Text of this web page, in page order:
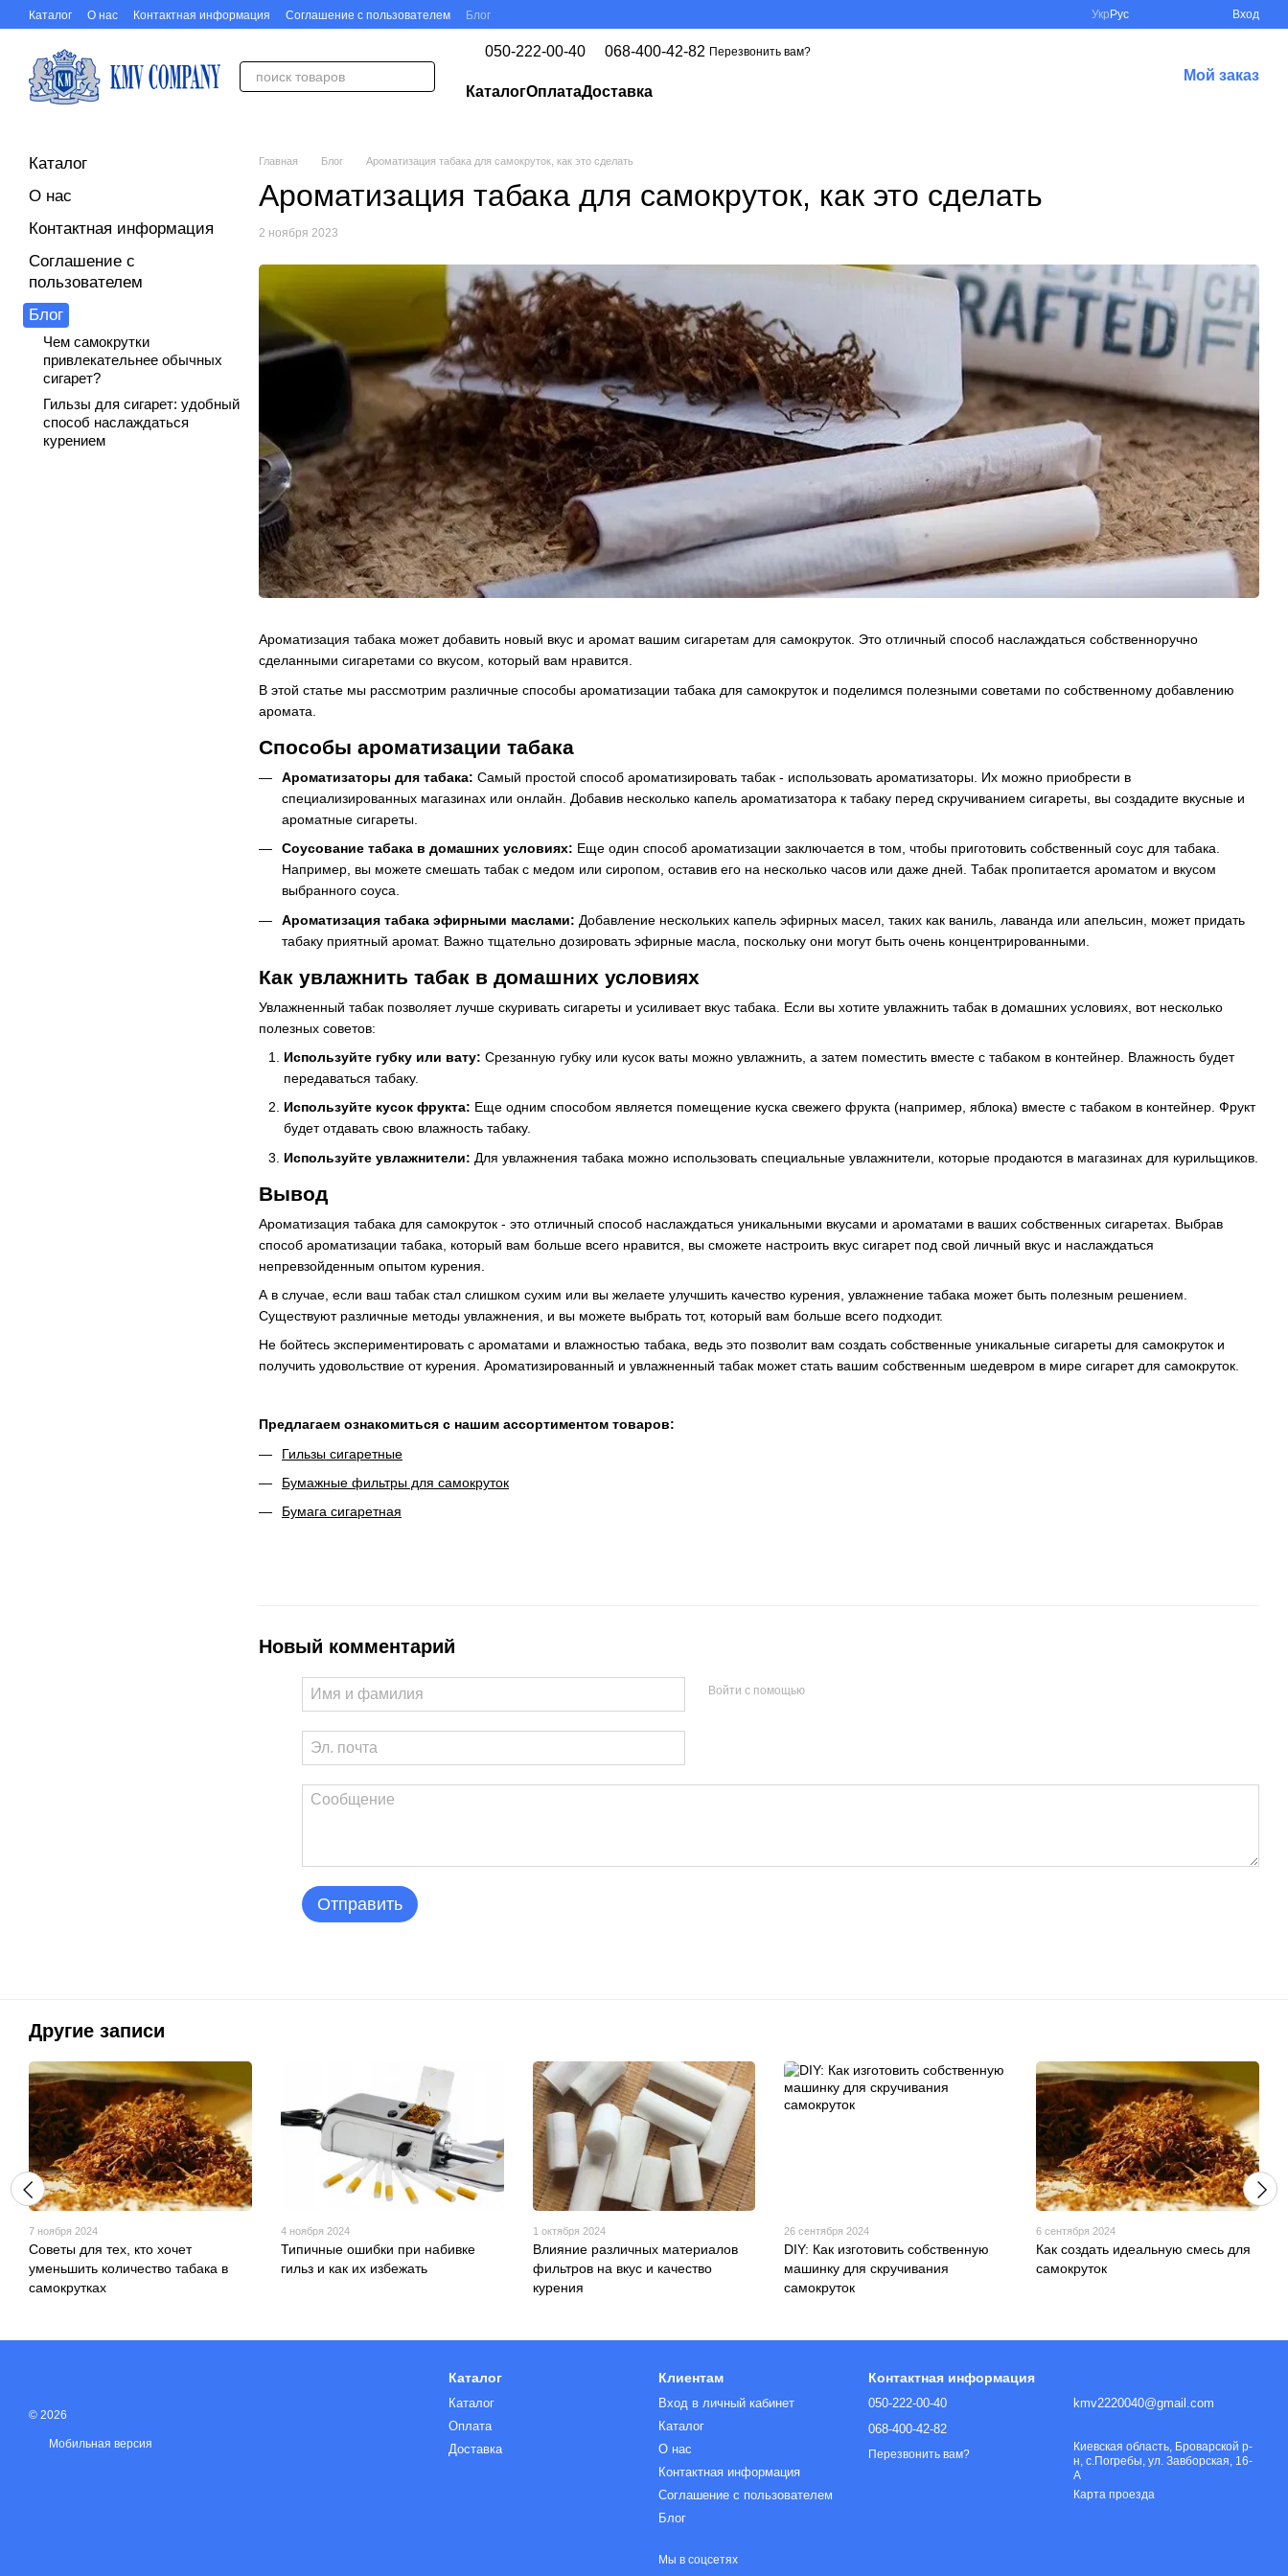
Перейти к основному контенту
Каталог О нас Контактная информация Соглашение с пользователем Блог Укр Рус Вход
050-222-00-40 068-400-42-82 Перезвонить вам?
КаталогОплатаДоставка
Мой заказ
Главная Блог Ароматизация табака для самокруток, как это сделать
Ароматизация табака для самокруток, как это сделать
2 ноября 2023
Ароматизация табака может добавить новый вкус и аромат вашим сигаретам для самокруток. Это отличный способ наслаждаться собственноручно
сделанными сигаретами со вкусом, который вам нравится.
В этой статье мы рассмотрим различные способы ароматизации табака для самокруток и поделимся полезными советами по собственному добавлению
аромата.
Способы ароматизации табака
Ароматизаторы для табака: Самый простой способ ароматизировать табак - использовать ароматизаторы. Их можно приобрести в
специализированных магазинах или онлайн. Добавив несколько капель ароматизатора к табаку перед скручиванием сигареты, вы создадите вкусные и
ароматные сигареты.
Соусование табака в домашних условиях: Еще один способ ароматизации заключается в том, чтобы приготовить собственный соус для табака.
Например, вы можете смешать табак с медом или сиропом, оставив его на несколько часов или даже дней. Табак пропитается ароматом и вкусом
выбранного соуса.
Ароматизация табака эфирными маслами: Добавление нескольких капель эфирных масел, таких как ваниль, лаванда или апельсин, может придать
табаку приятный аромат. Важно тщательно дозировать эфирные масла, поскольку они могут быть очень концентрированными.
Как увлажнить табак в домашних условиях
Увлажненный табак позволяет лучше скуривать сигареты и усиливает вкус табака. Если вы хотите увлажнить табак в домашних условиях, вот несколько
полезных советов:
Используйте губку или вату: Срезанную губку или кусок ваты можно увлажнить, а затем поместить вместе с табаком в контейнер. Влажность будет
передаваться табаку.
Используйте кусок фрукта: Еще одним способом является помещение куска свежего фрукта (например, яблока) вместе с табаком в контейнер. Фрукт
будет отдавать свою влажность табаку.
Используйте увлажнители: Для увлажнения табака можно использовать специальные увлажнители, которые продаются в магазинах для курильщиков.
Вывод
Ароматизация табака для самокруток - это отличный способ наслаждаться уникальными вкусами и ароматами в ваших собственных сигаретах. Выбрав
способ ароматизации табака, который вам больше всего нравится, вы сможете настроить вкус сигарет под свой личный вкус и наслаждаться
непревзойденным опытом курения.
А в случае, если ваш табак стал слишком сухим или вы желаете улучшить качество курения, увлажнение табака может быть полезным решением.
Существуют различные методы увлажнения, и вы можете выбрать тот, который вам больше всего подходит.
Не бойтесь экспериментировать с ароматами и влажностью табака, ведь это позволит вам создать собственные уникальные сигареты для самокруток и
получить удовольствие от курения. Ароматизированный и увлажненный табак может стать вашим собственным шедевром в мире сигарет для самокруток.
Предлагаем ознакомиться с нашим ассортиментом товаров:
Гильзы сигаретные
Бумажные фильтры для самокруток
Бумага сигаретная
Новый комментарий
Войти с помощью
Отправить
Каталог
О нас
Контактная информация
Соглашение с
пользователем
Блог
Чем самокрутки
привлекательнее обычных
сигарет?
Гильзы для сигарет: удобный
способ наслаждаться
курением
Другие записи
7 ноября 2024
Советы для тех, кто хочет
уменьшить количество табака в
самокрутках
4 ноября 2024
Типичные ошибки при набивке
гильз и как их избежать
1 октября 2024
Влияние различных материалов
фильтров на вкус и качество
курения
26 сентября 2024
DIY: Как изготовить собственную
машинку для скручивания
самокруток
6 сентября 2024
Как создать идеальную смесь для
самокруток
© 2026
Мобильная версия
Каталог
Каталог
Оплата
Доставка
Клиентам
Вход в личный кабинет
Каталог
О нас
Контактная информация
Соглашение с пользователем
Блог
Мы в соцсетях
Контактная информация
050-222-00-40
068-400-42-82
Перезвонить вам?
kmv2220040@gmail.com
Киевская область, Броварской р-
н, с.Погребы, ул. Завборская, 16-
А
Карта проезда